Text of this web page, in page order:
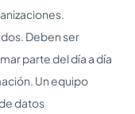
Deben ser
parte del día a día
Un equipo
datos